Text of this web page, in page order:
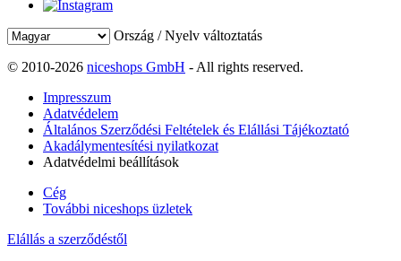
Ország / Nyelv változtatás
© 2010-2026 niceshops GmbH - All rights reserved.
Impresszum
Adatvédelem
Általános Szerződési Feltételek és Elállási Tájékoztató
Akadálymentesítési nyilatkozat
Adatvédelmi beállítások
Cég
További niceshops üzletek
Elállás a szerződéstől